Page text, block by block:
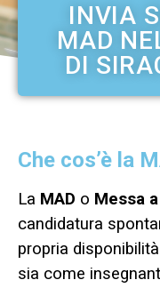
INVIA
MAD
DI
Che cos’è la
La MAD o Messa
candidatura
propria
sia come